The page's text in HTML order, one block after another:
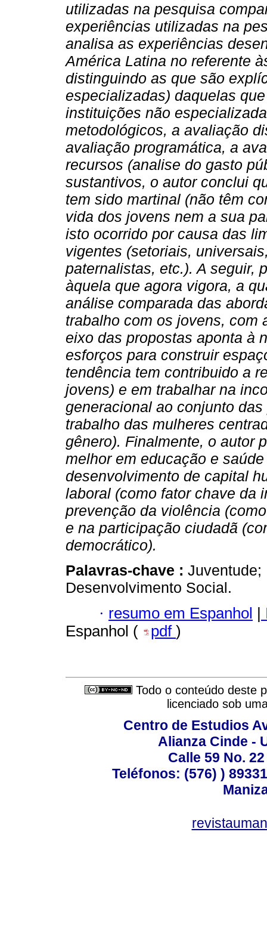
utilizadas na pesquisa
experiências utilizadas na
analisa as experiências
América Latina no referente
distinguindo as que são
especializadas) daquelas
instituições não
metodológicos, a avaliação
avaliação programática, a
recursos (analise do gasto
sustantivos, o autor conclui
tem sido martinal (não têm
vida dos jovens nem a sua
isto ocorrido por causa das
vigentes (setoriais,
paternalistas, etc.). A seguir,
àquela que agora vigora, a
análise comparada das
trabalho com os jovens, com
eixo das propostas aponta à
esforços para construir
tendência tem contribuido a
jovens) e em trabalhar na
generacional ao conjunto
trabalho das mulheres
gênero). Finalmente, o autor
melhor em educação e
desenvolvimento de capital
laboral (como fator chave da
prevenção da violência
e na participação ciudadã
democrático).
Palavras-chave : Juventude;
Desenvolvimento Social.
· resumo em Espanhol |
Espanhol (
pdf )
Todo o conteúdo deste
licenciado sob
Centro de Estudios
Alianza Cinde -
Calle 59 No.
Teléfonos: (576) )